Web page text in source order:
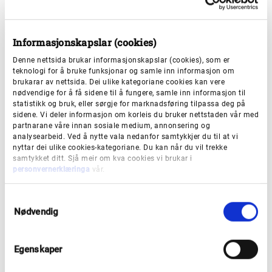
Informasjonskapslar (cookies)
Denne nettsida brukar informasjonskapslar (cookies), som er
teknologi for å bruke funksjonar og samle inn informasjon om
brukarar av nettsida. Dei ulike kategoriane cookies kan vere
nødvendige for å få sidene til å fungere, samle inn informasjon til
statistikk og bruk, eller sørgje for marknadsføring tilpassa deg på
sidene. Vi deler informasjon om korleis du bruker nettstaden vår med
partnarane våre innan sosiale medium, annonsering og
analysearbeid. Ved å nytte vala nedanfor samtykkjer du til at vi
nyttar dei ulike cookies-kategoriane. Du kan når du vil trekke
samtykket ditt. Sjå meir om kva cookies vi brukar i
personvernerklæringa vår.
Nødvendig
Egenskaper
spreiing og sløkke brann, særleg i område der det
er stor avstand til brannstellet
om ein prøver ut nye metodar som har
overføringsverdi til andre område.
Korleis søkjer du?
Du søkjer gjennom søknadssystemet Digisak.
Søknadsfrist